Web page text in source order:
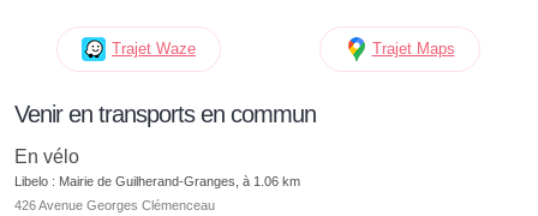
Trajet Waze Trajet Maps
Venir en transports en commun
En vélo
Libelo : Mairie de Guilherand-Granges, à 1.06 km
426 Avenue Georges Clémenceau